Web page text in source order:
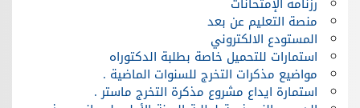
منصة التعليم عن بعد
المستودع الالكتروني
استمارات للتحميل خاصة بطلبة الدكتوراه
مواضيع مذكرات التخرج للسنوات الماضية .
استمارة ايداع مشروع مذكرة التخرج ماستر .